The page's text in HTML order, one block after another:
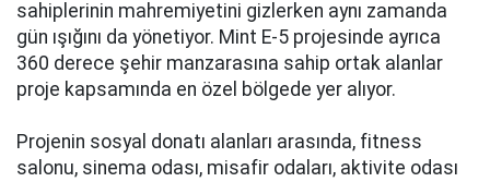
sahiplerinin mahremiyetini gizlerken aynı zamanda
gün ışığını da yönetiyor. Mint E-5 projesinde ayrıca
360 derece şehir manzarasına sahip ortak alanlar
proje kapsamında en özel bölgede yer alıyor.
Projenin sosyal donatı alanları arasında, fitness
salonu, sinema odası, misafir odaları, aktivite odası